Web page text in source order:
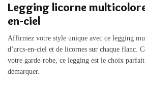
Legging licorne
en-ciel
Affirmez votre style unique avec ce legging
d’arcs-en-ciel et de licornes sur chaque flanc.
votre garde-robe, ce legging est le choix
démarquer.